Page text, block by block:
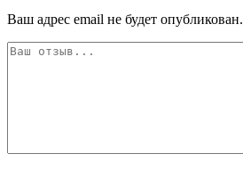
Ваш адрес email не будет опубликован.